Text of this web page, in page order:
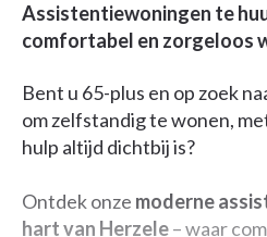
Assistentiewoningen te
comfortabel en zorgeloos
Bent u 65-plus en op zoek
om zelfstandig te wonen,
hulp altijd dichtbij is?
Ontdek onze moderne
hart van Herzele– waar